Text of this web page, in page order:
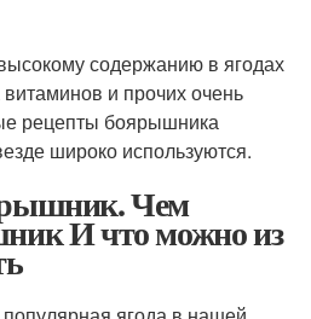
содержанию в ягодах
и прочих очень
рецепты боярышника
широко используются.
Чем
И что можно из